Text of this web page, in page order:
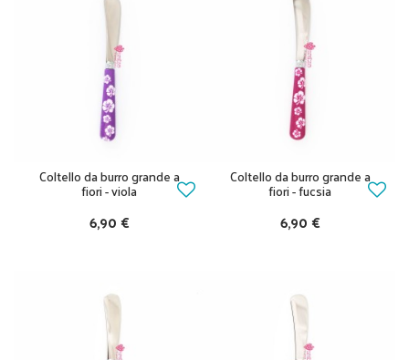
Coltello da burro grande a
fiori - viola
6,90 €
Coltello da burro grande a
fiori - fucsia
6,90 €